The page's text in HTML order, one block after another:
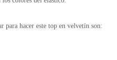
para hacer este top en velvetín son: